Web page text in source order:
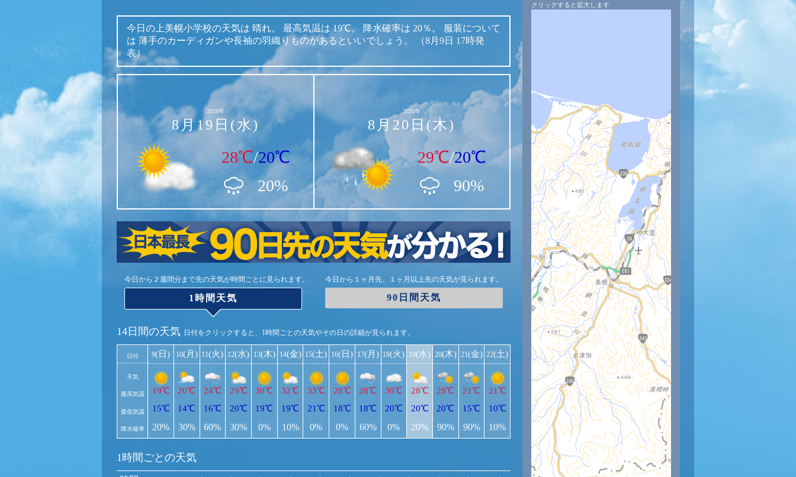
今日の上美幌小学校の天気は 晴れ。 最高気温は 19℃。 降水確率は 20％。
服装について
は 薄手のカーディガンや長袖の羽織りものがあるといいでしょう。
（8月9日 17時発
表）
2026年
8月19日(水)
28℃/20℃
20%
2026年
8月20日(木)
29℃/20℃
90%
今日から２週間分まで先の天気が時間ごとに見られます。
1時間天気
今日から１ヶ月先、１ヶ月以上先の天気が見られます。
90日間天気
14日間の天気 日付をクリックすると、1時間ごとの天気やその日の詳細が見られます。
日付
天気
最高気温
最低気温
降水確率
9(日)
19℃
15℃
20%
10(月)
20℃
14℃
30%
11(火)
24℃
16℃
60%
12(水)
29℃
20℃
30%
13(木)
30℃
19℃
0%
14(金)
32℃
19℃
10%
15(土)
33℃
21℃
0%
16(日)
28℃
18℃
0%
17(月)
28℃
18℃
60%
18(火)
30℃
20℃
0%
19(水)
28℃
20℃
20%
20(木)
29℃
20℃
90%
21(金)
21℃
15℃
90%
22(土)
21℃
10℃
10%
1時間ごとの天気
クリックすると拡大します